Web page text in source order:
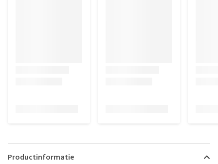
Productinformatie